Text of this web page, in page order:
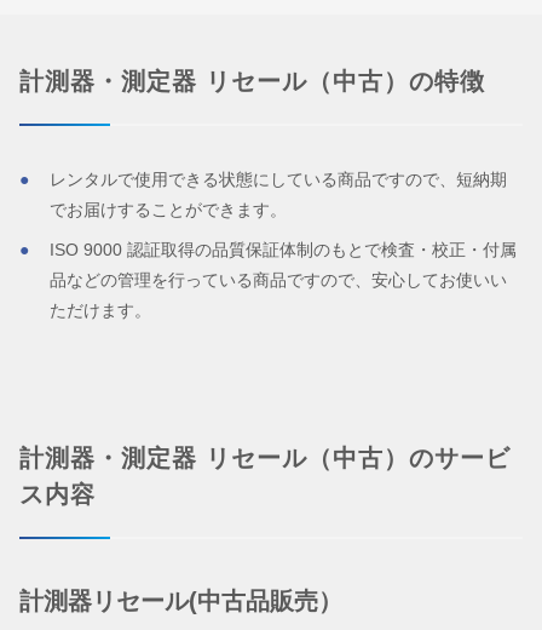
計測器・測定器 リセール（中古）の特徴
レンタルで使用できる状態にしている商品ですので、短納期
でお届けすることができます。
ISO 9000 認証取得の品質保証体制のもとで検査・校正・付属
品などの管理を行っている商品ですので、安心してお使いい
ただけます。
計測器・測定器 リセール（中古）のサービ
ス内容
計測器リセール(中古品販売）